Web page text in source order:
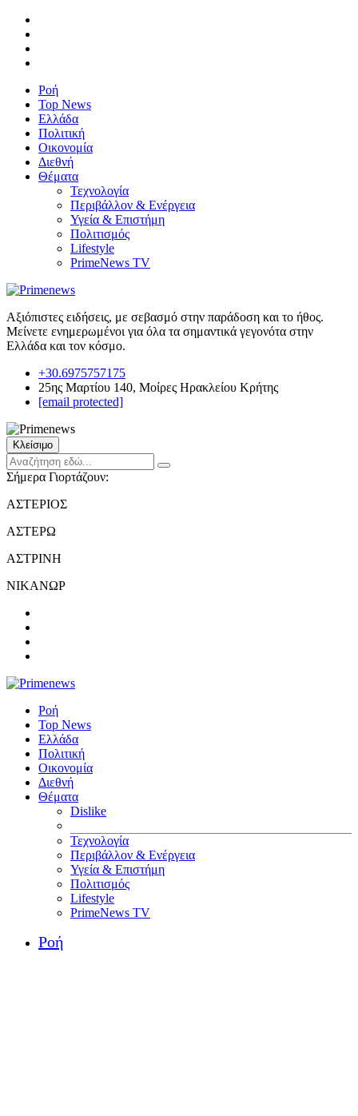
Ροή
Top News
Ελλάδα
Πολιτική
Οικονομία
Διεθνή
Θέματα
Τεχνολογία
Περιβάλλον & Ενέργεια
Υγεία & Επιστήμη
Πολιτισμός
Lifestyle
PrimeNews TV
Αξιόπιστες ειδήσεις, με σεβασμό στην παράδοση και το ήθος.
Μείνετε ενημερωμένοι για όλα τα σημαντικά γεγονότα στην
Ελλάδα και τον κόσμο.
+30.6975757175
25ης Μαρτίου 140, Μοίρες Ηρακλείου Κρήτης
[email protected]
Κλείσιμο
Σήμερα Γιορτάζουν:
ΑΣΤΕΡΙΟΣ
ΑΣΤΕΡΩ
ΑΣΤΡΙΝΗ
ΝΙΚΑΝΩΡ
Ροή
Top News
Ελλάδα
Πολιτική
Οικονομία
Διεθνή
Θέματα
Dislike
Τεχνολογία
Περιβάλλον & Ενέργεια
Υγεία & Επιστήμη
Πολιτισμός
Lifestyle
PrimeNews TV
Ροή